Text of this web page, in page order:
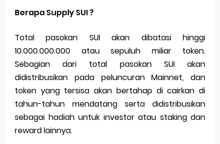
Berapa Supply SUI ?
Total pasokan SUI akan dibatasi hinggi
10.000.000.000 atau sepuluh miliar token.
Sebagian dari total pasokan SUI akan
didistribusikan pada peluncuran Mainnet, dan
token yang tersisa akan bertahap di cairkan di
tahun-tahun mendatang serta didistribusikan
sebagai hadiah untuk investor atau staking dan
reward lainnya.